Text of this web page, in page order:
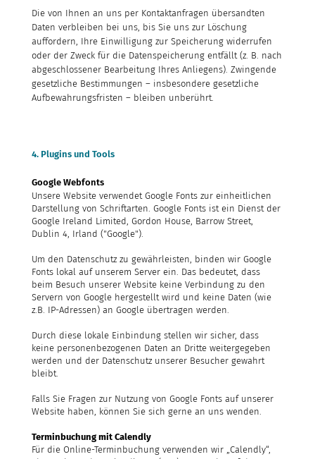
Die von Ihnen an uns per Kontaktanfragen übersandten
Daten verbleiben bei uns, bis Sie uns zur Löschung
auffordern, Ihre Einwilligung zur Speicherung widerrufen
oder der Zweck für die Datenspeicherung entfällt (z. B. nach
abgeschlossener Bearbeitung Ihres Anliegens). Zwingende
gesetzliche Bestimmungen – insbesondere gesetzliche
Aufbewahrungsfristen – bleiben unberührt.
4. Plugins und Tools
Google Webfonts
Unsere Website verwendet Google Fonts zur einheitlichen
Darstellung von Schriftarten. Google Fonts ist ein Dienst der
Google Ireland Limited, Gordon House, Barrow Street,
Dublin 4, Irland ("Google").
Um den Datenschutz zu gewährleisten, binden wir Google
Fonts lokal auf unserem Server ein. Das bedeutet, dass
beim Besuch unserer Website keine Verbindung zu den
Servern von Google hergestellt wird und keine Daten (wie
z.B. IP-Adressen) an Google übertragen werden.
Durch diese lokale Einbindung stellen wir sicher, dass
keine personenbezogenen Daten an Dritte weitergegeben
werden und der Datenschutz unserer Besucher gewahrt
bleibt.
Falls Sie Fragen zur Nutzung von Google Fonts auf unserer
Website haben, können Sie sich gerne an uns wenden.
Terminbuchung mit Calendly
Für die Online-Terminbuchung verwenden wir „Calendly“,